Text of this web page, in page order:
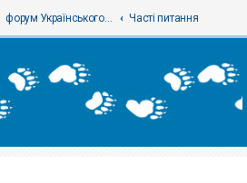
форум Українського теріологічного товариства Часті питання